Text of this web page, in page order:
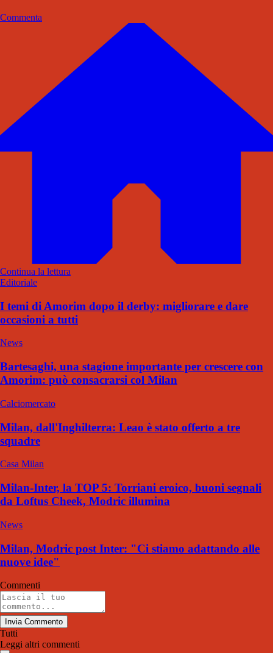
Commenta
Continua la lettura
Editoriale
I temi di Amorim dopo il derby: migliorare e dare
occasioni a tutti
News
Bartesaghi, una stagione importante per crescere con
Amorim: può consacrarsi col Milan
Calciomercato
Milan, dall'Inghilterra: Leao è stato offerto a tre
squadre
Casa Milan
Milan-Inter, la TOP 5: Torriani eroico, buoni segnali
da Loftus Cheek, Modric illumina
News
Milan, Modric post Inter: "Ci stiamo adattando alle
nuove idee"
Commenti
Invia Commento
Tutti
Leggi altri commenti